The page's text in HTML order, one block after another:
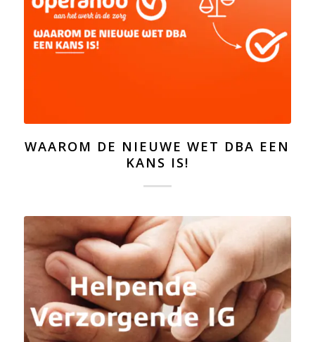
WAAROM DE NIEUWE WET DBA EEN
KANS IS!